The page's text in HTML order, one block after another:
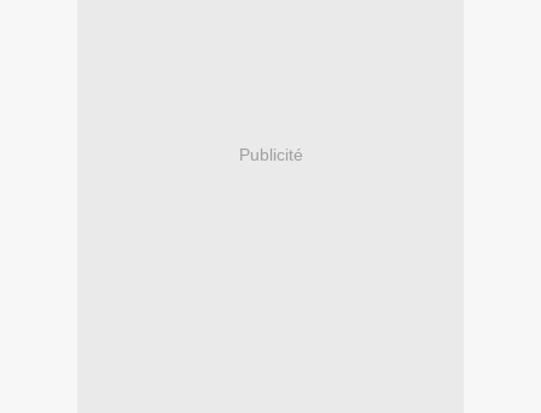
Publicité